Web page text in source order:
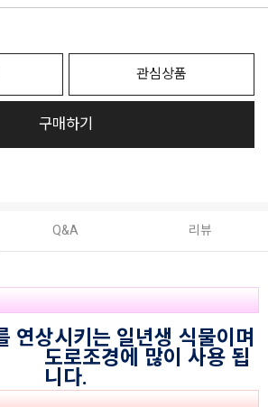
관심상품
구매하기
Q&A 리뷰
연상시키는 일년생 식물이며
에 많이 사용 됩
니다.